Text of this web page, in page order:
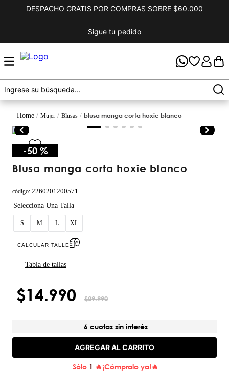
DESPACHO GRATIS POR COMPRAS SOBRE $60.000
Sigue tu pedido
mujer blusas blusa manga corta hoxie blanco
-50 %
blusa manga corta hoxie blanco
código: 2260201200571
S M L XL
CALCULAR TALLE
Tabla de tallas
$14.990 $29.990
6 cuotas sin interés
AGREGAR AL CARRITO
Sólo 1 🔥¡Cómpralo ya!🔥